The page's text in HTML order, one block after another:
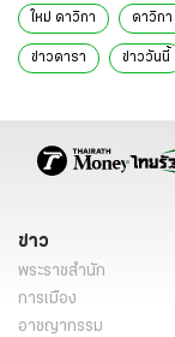
ใหม่ ดาวิกา ดาวิกา
ข่าวดารา ข่าววันนี้
ข่าว
พระราชสำนัก
การเมือง
อาชญากรรม